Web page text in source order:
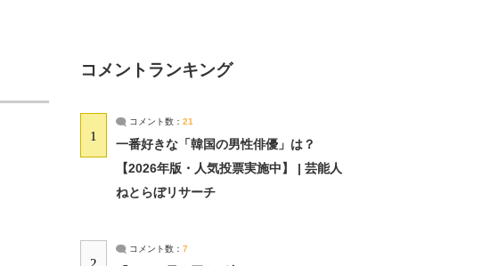
コメントランキング
1
コメント数： 21
一番好きな「韓国の男性俳優」は？
【2026年版・人気投票実施中】 | 芸能人
ねとらぼリサーチ
コメント数： 7